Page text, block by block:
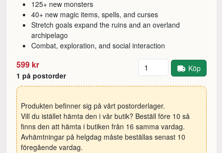
125+ new monsters
40+ new magic items, spells, and curses
Stretch goals expand the ruins and an overland
archipelago
Combat, exploration, and social interaction
599 kr
1 på postorder
Antal Köp
Produkten befinner sig på vårt postorderlager.
Vill du istället hämta den i vår butik? Beställ före 10 så
finns den att hämta i butiken från 16 samma vardag.
Avhämtningar på helgdag måste beställas senast 10
föregående vardag.